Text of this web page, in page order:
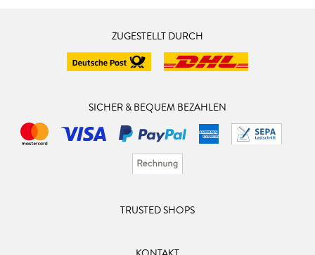
ZUGESTELLT DURCH
SICHER & BEQUEM BEZAHLEN
TRUSTED SHOPS